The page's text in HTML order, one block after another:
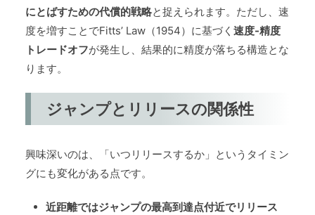
にとばすための代償的戦略と捉えられます。ただし、速
度を増すことでFitts’ Law（1954）に基づく 速度-精度
トレードオフが発生し、結果的に精度が落ちる構造とな
ります。
ジャンプとリリースの関係性
興味深いのは、「いつリリースするか」というタイミン
グにも変化がある点です。
近距離ではジャンプの最高到達点付近でリリース